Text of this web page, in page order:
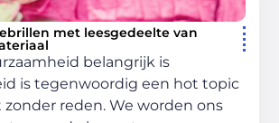
met leesgedeelte van
belangrijk is
is tegenwoordig een hot topic
zonder reden. We worden ons